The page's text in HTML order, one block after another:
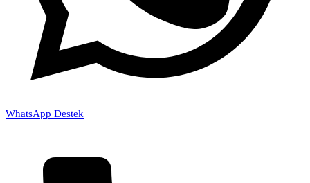
WhatsApp Destek